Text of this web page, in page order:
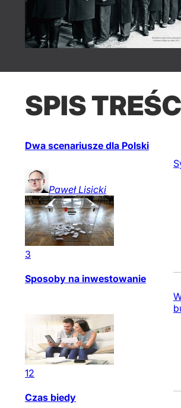
SPIS
Dwa scenariusze dla Polski
Paweł Lisicki
3
Sposoby na inwestowanie
12
Czas biedy